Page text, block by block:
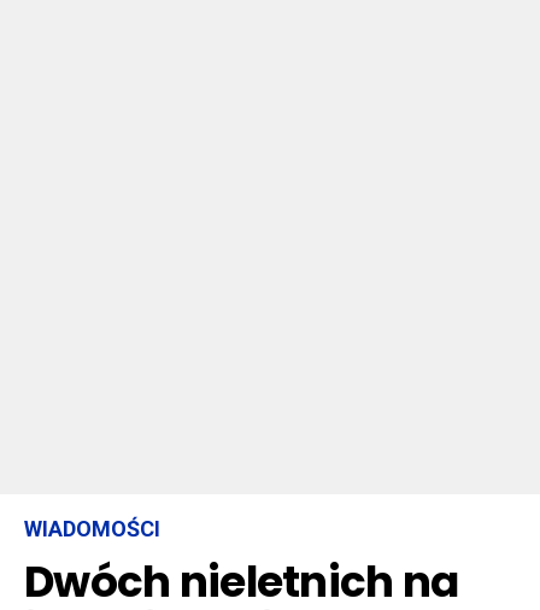
WIADOMOŚCI
Dwóch nieletnich na